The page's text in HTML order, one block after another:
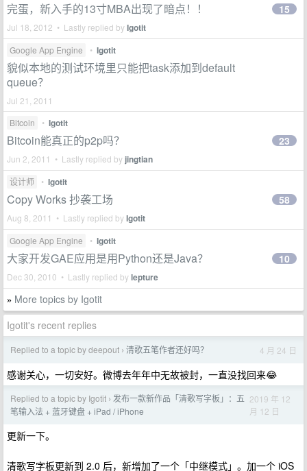
完蛋，新入手的13寸MBA出现了暗点！！
Jul 18, 2012 • Lastly replied byIgotit
15
Google App Engine • Igotit
貌似本地的测试环境里只能把task添加到default
queue？
Jul 21, 2011
Bitcoin
• Igotit
Bitcoin能真正的p2p吗？
Jun 2, 2011 • Lastly replied by jingtian
23
设计师 • Igotit
Copy Works 抄袭工场
Aug 8, 2011 • Lastly replied byIgotit
58
Google App Engine • Igotit
大家开发GAE应用是用Python还是Java？
Dec 30, 2010 • Lastly replied bylepture
10
» More topics by Igotit
Igotit's recent replies
Replied to a topic by deepout › 清歌五笔作者还好吗？ 4 月 24 日
感谢关心，一切安好。微博去年年中无故被封，一直没找回来😂
Replied to a topic by Igotit › 发布一款新作品「清歌写字板」：五
笔输入法 + 蓝牙键盘 + iPad / iPhone
2019 年 12
月 12 日
更新一下。
清歌写字板更新到 2.0 后，新增加了一个「中继模式」。加一个 iOS